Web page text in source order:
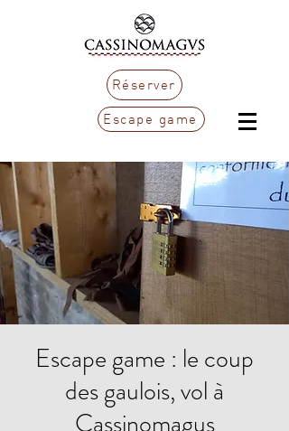
Réserver
Escape game
Escape game : le coup
des gaulois, vol à
Cassinomagus